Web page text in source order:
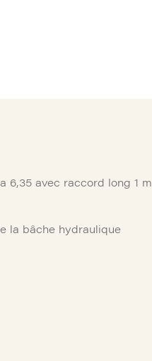
6,35 avec raccord long 1 m
la bâche hydraulique